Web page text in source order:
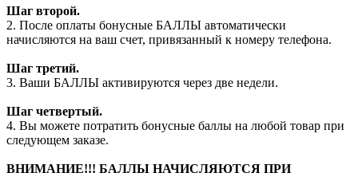
Шаг второй.
2. После оплаты бонусные БАЛЛЫ автоматически
начисляются на ваш счет, привязанный к номеру телефона.
Шаг третий.
3. Ваши БАЛЛЫ активируются через две недели.
Шаг четвертый.
4. Вы можете потратить бонусные баллы на любой товар при
следующем заказе.
ВНИМАНИЕ!!! БАЛЛЫ НАЧИСЛЯЮТСЯ ПРИ